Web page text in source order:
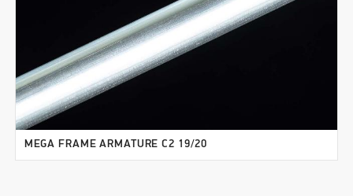
MEGA FRAME ARMATURE C2 19/20